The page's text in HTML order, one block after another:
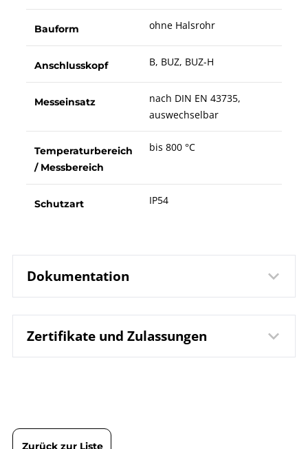
Bauform ohne Halsrohr
Anschlusskopf B, BUZ, BUZ-H
Messeinsatz
nach DIN EN 43735,
auswechselbar
Temperaturbereich
/ Messbereich
bis 800 °C
Schutzart IP54
Dokumentation
Datenblatt
8630 Thermoelement
TTeHoSrA TTeHoSrAT mit
Zertifikate und Zulassungen
Zurück zur Liste